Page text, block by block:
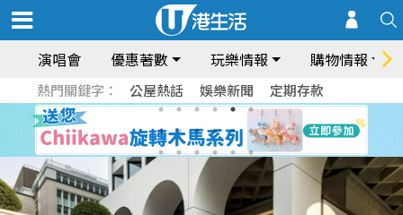
演唱會 優惠著數 玩樂情報 購物情報
熱門關鍵字： 公屋熱話 娛樂新聞 定期存款